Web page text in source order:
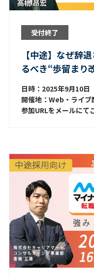
受付終了
【中途】なぜ辞
るべき“歩留まり
日時：2025年9月10日
開催地：Web・ライ
参加URLをメールにて